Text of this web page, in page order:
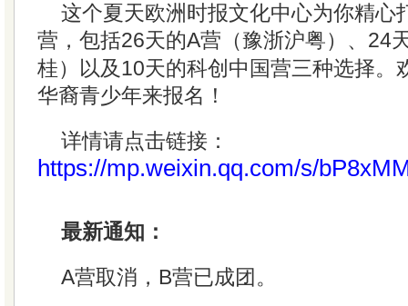
这个夏天欧洲时报文化中心为你精心
营，包括26天的A营（豫浙沪粤）、24
桂）以及10天的科创中国营三种选择。
华裔青少年来报名！
详情请点击链接：
https://mp.weixin.qq.com/s/
最新通知：
A营取消，B营已成团。